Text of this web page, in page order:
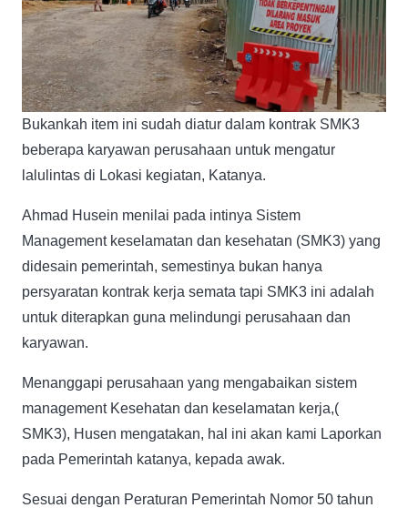
Bukankah item ini sudah diatur dalam kontrak SMK3
beberapa karyawan perusahaan untuk mengatur
lalulintas di Lokasi kegiatan, Katanya.
Ahmad Husein menilai pada intinya Sistem
Management keselamatan dan kesehatan (SMK3) yang
didesain pemerintah, semestinya bukan hanya
persyaratan kontrak kerja semata tapi SMK3 ini adalah
untuk diterapkan guna melindungi perusahaan dan
karyawan.
Menanggapi perusahaan yang mengabaikan sistem
management Kesehatan dan keselamatan kerja,(
SMK3), Husen mengatakan, hal ini akan kami Laporkan
pada Pemerintah katanya, kepada awak.
Sesuai dengan Peraturan Pemerintah Nomor 50 tahun